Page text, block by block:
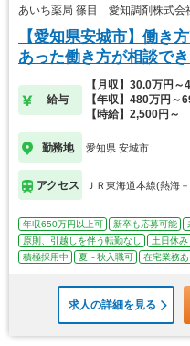
あいち薬局 篠目 愛知調剤株式会
【愛知県安城市】働き
あった働き方が相談でき
給与
【月収】30.0万円
【年収】480万円～
【時給】2,500円～
勤務地 愛知県 安城市
アクセス ＪＲ東海道本線(熱海
年収650万円以上可 新卒も応募可能
原則、引越しを伴う転勤なし
土日休み
積極採用中
夏～秋入職可 在宅業務あ
求人の詳細を見る